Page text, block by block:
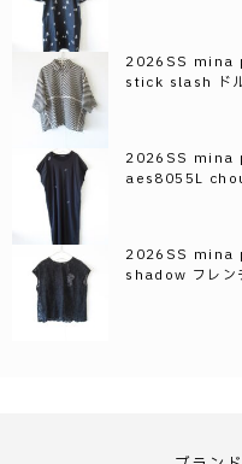
2026SS mina
stick slash ド
2026SS mina
aes8055L
2026SS mina
shadow フレン